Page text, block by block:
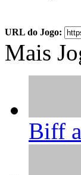
URL do Jogo:
Mais
Biff